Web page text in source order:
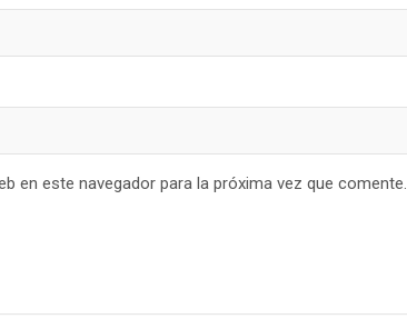
en este navegador para la próxima vez que comente.